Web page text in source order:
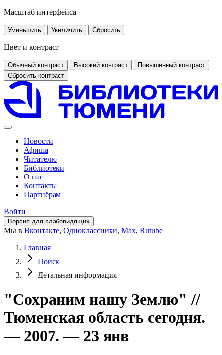
Масштаб интерфейса
Уменьшить Увеличить Сбросить
Цвет и контраст
Обычный контраст Высокий контраст
Повышенный контраст
Сбросить контраст
Новости
Афиша
Читателю
Библиотеки
О нас
Контакты
Партнёрам
Войти
Версия для слабовидящих
Мы в Вконтакте, Одноклассники, Max, Rutube
Главная
Поиск
Детальная информация
"Сохраним нашу Землю" //
Тюменская область сегодня.
— 2007. — 23 янв